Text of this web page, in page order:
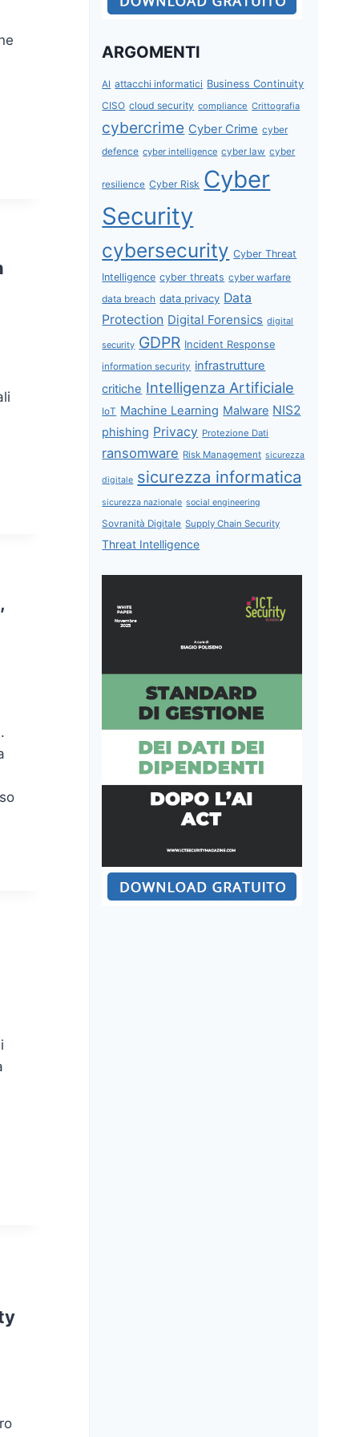
ARGOMENTI
AI attacchi informatici Business Continuity
CISO cloud security compliance Crittografia
cybercrime Cyber Crime cyber
defence cyber intelligence cyber law cyber
resilience Cyber Risk Cyber
Security
cybersecurity Cyber Threat
Intelligence cyber threats cyber warfare
data breach data privacy Data
Protection Digital Forensics digital
security GDPR Incident Response
information security infrastrutture
critiche Intelligenza Artificiale
IoT Machine Learning Malware NIS2
phishing Privacy Protezione Dati
ransomware Risk Management sicurezza
digitale sicurezza informatica
sicurezza nazionale social engineering
Sovranità Digitale Supply Chain Security
Threat Intelligence